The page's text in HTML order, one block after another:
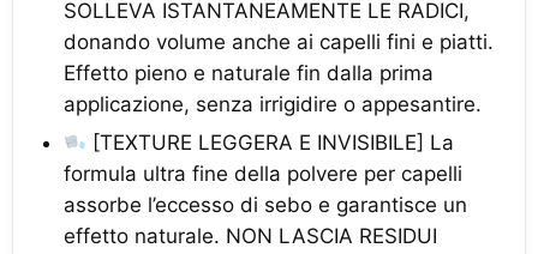
SOLLEVA ISTANTANEAMENTE LE RADICI,
donando volume anche ai capelli fini e piatti.
Effetto pieno e naturale fin dalla prima
applicazione, senza irrigidire o appesantire.
[TEXTURE LEGGERA E INVISIBILE] La
formula ultra fine della polvere per capelli
assorbe l’eccesso di sebo e garantisce un
effetto naturale. NON LASCIA RESIDUI